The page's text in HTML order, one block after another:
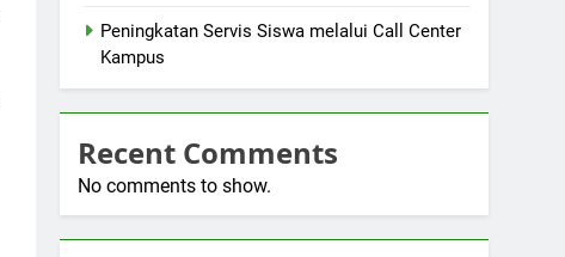
Peningkatan Servis Siswa melalui Call Center
Kampus
Recent Comments
No comments to show.